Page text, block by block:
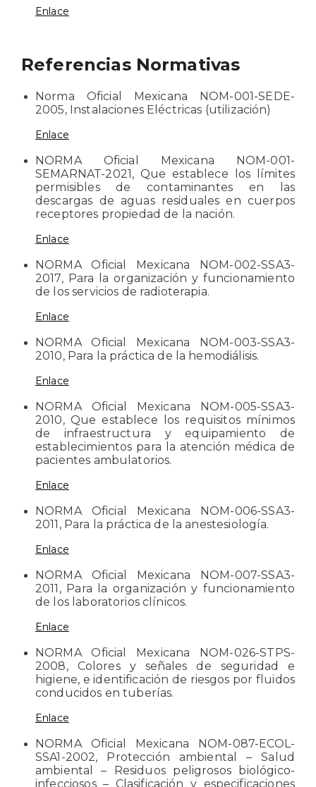
Enlace
Referencias Normativas
Norma Oficial Mexicana NOM-001-SEDE-
2005, Instalaciones Eléctricas (utilización)
Enlace
NORMA Oficial Mexicana NOM-001-
SEMARNAT-2021, Que establece los límites
permisibles de contaminantes en las
descargas de aguas residuales en cuerpos
receptores propiedad de la nación.
Enlace
NORMA Oficial Mexicana NOM-002-SSA3-
2017, Para la organización y funcionamiento
de los servicios de radioterapia.
Enlace
NORMA Oficial Mexicana NOM-003-SSA3-
2010, Para la práctica de la hemodiálisis.
Enlace
NORMA Oficial Mexicana NOM-005-SSA3-
2010, Que establece los requisitos mínimos
de infraestructura y equipamiento de
establecimientos para la atención médica de
pacientes ambulatorios.
Enlace
NORMA Oficial Mexicana NOM-006-SSA3-
2011, Para la práctica de la anestesiología.
Enlace
NORMA Oficial Mexicana NOM-007-SSA3-
2011, Para la organización y funcionamiento
de los laboratorios clínicos.
Enlace
NORMA Oficial Mexicana NOM-026-STPS-
2008, Colores y señales de seguridad e
higiene, e identificación de riesgos por fluidos
conducidos en tuberías.
Enlace
NORMA Oficial Mexicana NOM-087-ECOL-
SSA1-2002, Protección ambiental – Salud
ambiental – Residuos peligrosos biológico-
infecciosos – Clasificación y especificaciones